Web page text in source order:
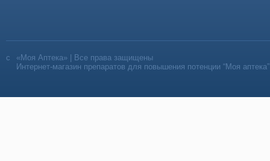
«Моя Аптека» | Все права защищены
Интернет-магазин препаратов для повышения потенции “Моя